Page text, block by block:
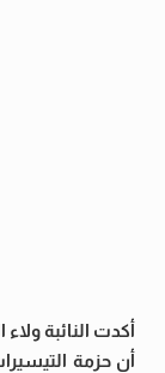
أكدت النائبة
أن حزمة